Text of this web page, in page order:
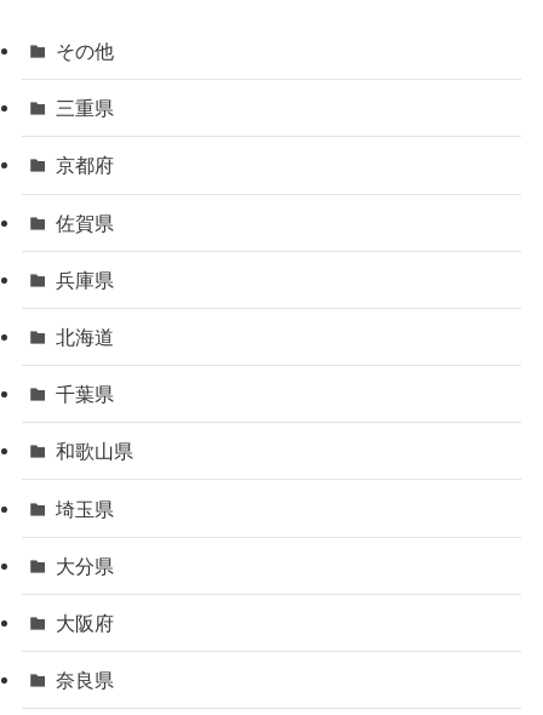
その他
三重県
京都府
佐賀県
兵庫県
北海道
千葉県
和歌山県
埼玉県
大分県
大阪府
奈良県